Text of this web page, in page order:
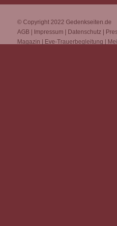
© Copyright 2022 Gedenkseiten.de
AGB
Impressum Datenschutz
Magazin
Eve-Trauerbegleitung